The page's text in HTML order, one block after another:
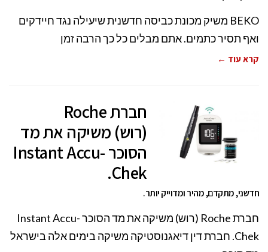
BEKO משיק מכונת כביסה חדשנית שיעילה נגד חיידקים
ואף תסיר כתמים. אתם מבלים כל כך הרבה זמן
קרא עוד ←
חברת Roche
(רוש) משיקה את מד
הסוכר Instant Accu-
Chek.
חדשני, מתקדם, מהיר ומדוייק יותר.
חברת Roche (רוש) משיקה את מד הסוכר Instant Accu-
Chek. חברת דין דיאגנוסטיקה משיקה בימים אלה בישראל